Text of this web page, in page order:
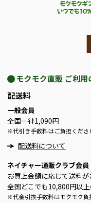
モクモク直販 ご利用
配送料
一般会員
全国一律1,090円
※代引き手数料はご負担くださ
配送料について
ネイチャー通販クラブ会員
お買上金額に応じて送料が
全国どこでも10,800円以
※代金引換手数料はモクモク負